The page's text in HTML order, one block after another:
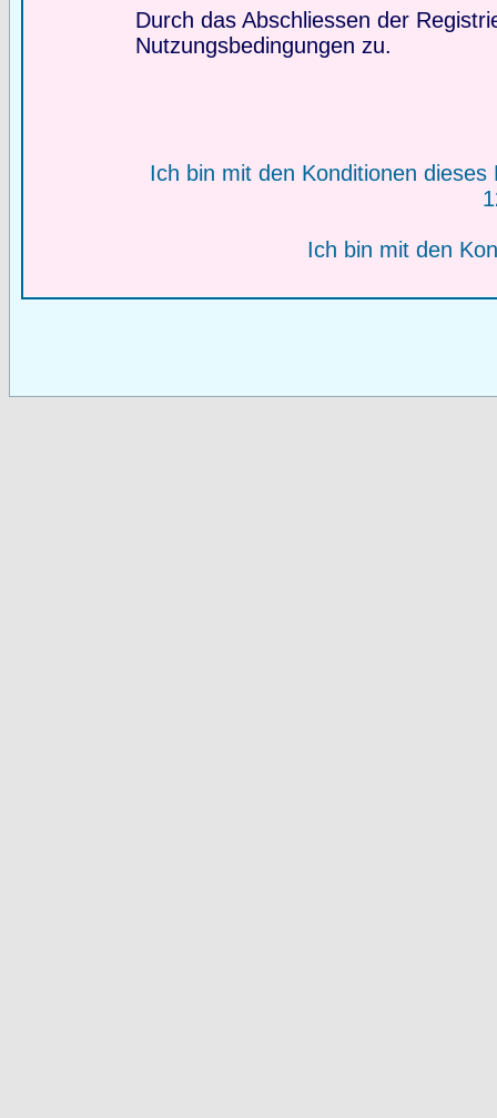
Durch das Abschliessen der
Nutzungsbedingungen zu.
Ich bin mit den Konditionen
Ich bin mit den